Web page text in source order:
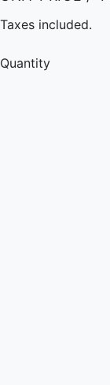
Taxes included.
Quantity